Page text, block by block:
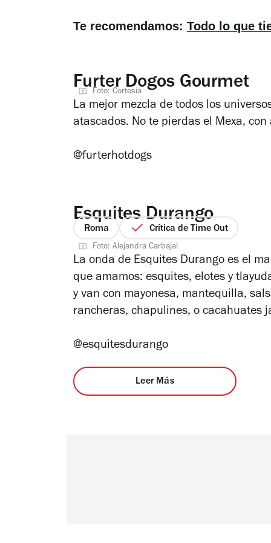
Te recomendamos: Todo lo que
Furter Dogos Gourmet
Foto: Cortesía
La mejor mezcla de todos los
atascados. No te pierdas el Mexa,
@furterhotdogs
Esquites Durango
Roma Crítica de Time Out
Foto: Alejandra Carbajal
La onda de Esquites Durango es el
que amamos: esquites, elotes y
y van con mayonesa, mantequilla,
rancheras, chapulines, o cacahuates
@esquitesdurango
Leer Más